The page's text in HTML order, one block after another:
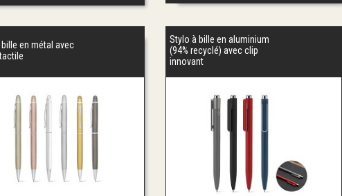
en métal avec
Stylo à bille en aluminium
(94% recyclé) avec clip
innovant